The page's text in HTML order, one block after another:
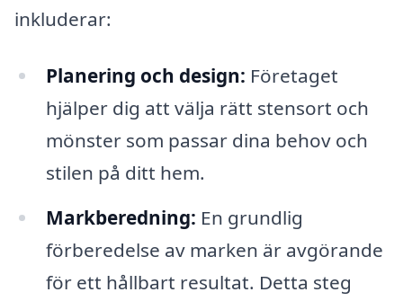
inkluderar:
Planering och design: Företaget
hjälper dig att välja rätt stensort och
mönster som passar dina behov och
stilen på ditt hem.
Markberedning: En grundlig
förberedelse av marken är avgörande
för ett hållbart resultat. Detta steg